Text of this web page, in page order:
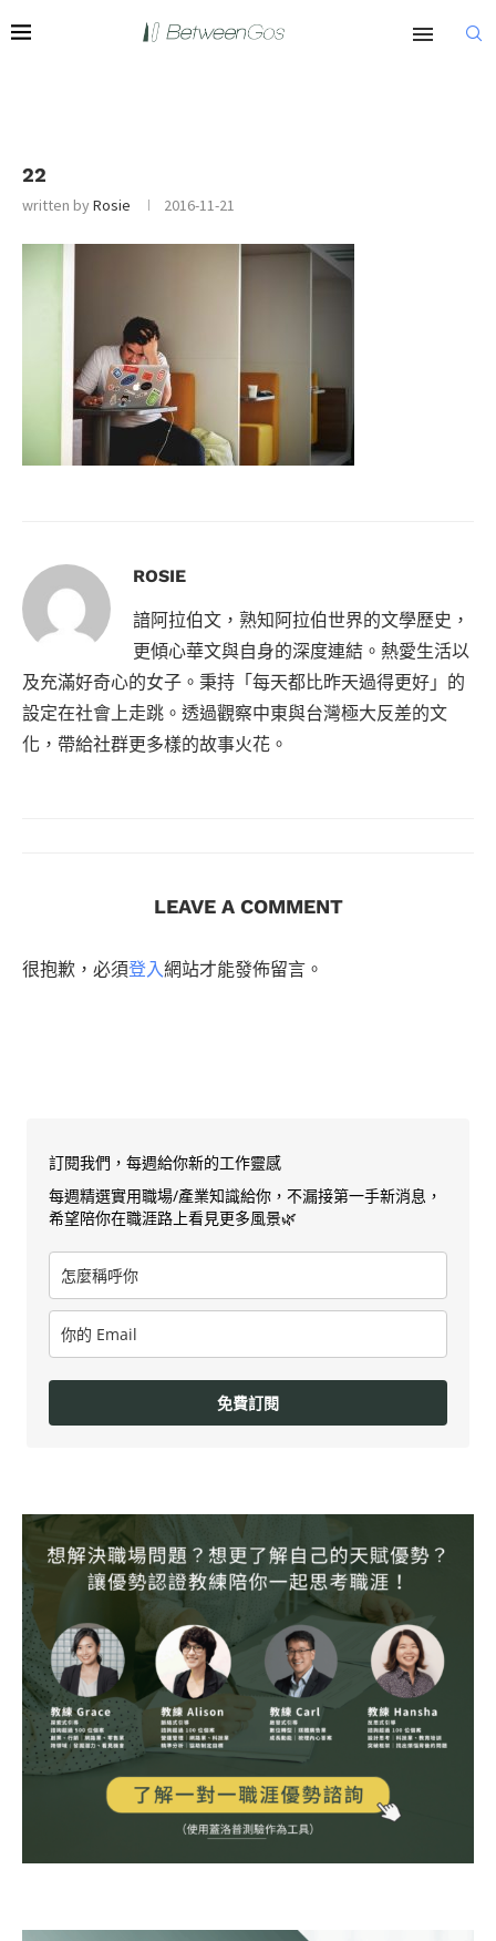
22
written byRosie 2016-11-21
ROSIE
諳阿拉伯文，熟知阿拉伯世界的文學歷史，
更傾心華文與自身的深度連結。熱愛生活以
及充滿好奇心的女子。秉持「每天都比昨天過得更好」的
設定在社會上走跳。透過觀察中東與台灣極大反差的文
化，帶給社群更多樣的故事火花。
LEAVE A COMMENT
很抱歉，必須登入網站才能發佈留言。
訂閱我們，每週給你新的工作靈感
每週精選實用職場/產業知識給你，不漏接第一手新消息，
希望陪你在職涯路上看見更多風景🌿
免費訂閱